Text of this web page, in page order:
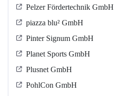
Pelzer Fördertechnik GmbH
piazza blu² GmbH
Pinter Signum GmbH
Planet Sports GmbH
Plusnet GmbH
PohlCon GmbH